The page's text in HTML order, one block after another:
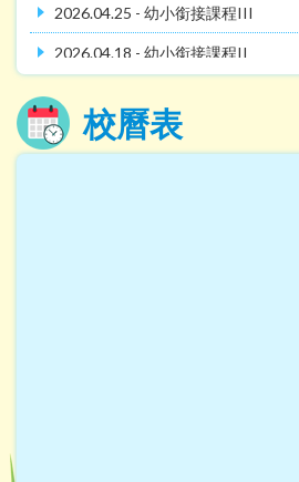
2026.04.25 - 幼小銜接課程III
2026.04.18 - 幼小銜接課程II
2026.04.10 - J5信仰日營
校曆表